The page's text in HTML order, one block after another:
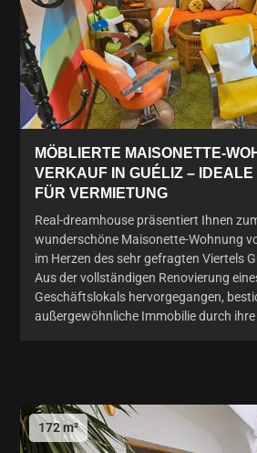
MÖBLIERTE MAISONETTE-
VERKAUF IN GUÉLIZ – IDEALE
FÜR VERMIETUNG
Real-dreamhouse präsentiert Ihnen
wunderschöne Maisonette-Wohnung
im Herzen des sehr gefragten Viertels
Aus der vollständigen Renovierung
Geschäftslokals hervorgegangen,
außergewöhnliche Immobilie durch
172 m²